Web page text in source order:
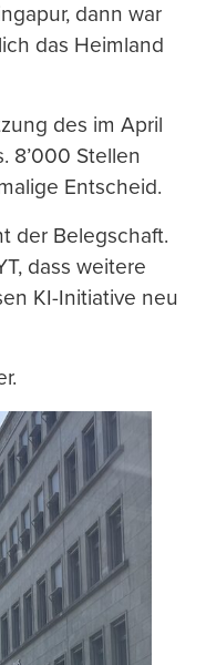
dann war
das Heimland
des im April
8’000 Stellen
Entscheid.
der Belegschaft.
dass weitere
KI-Initiative neu